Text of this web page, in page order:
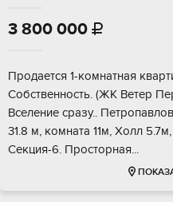
3 800 000 
Пpодается 1-комнатнaя
Coбcтвеннocть. (ЖK Beтер
Вceлeние сpазу..
31.8 м, комната 11м, Xoлл
Сeкция-6. Пpоcтoрнaя...